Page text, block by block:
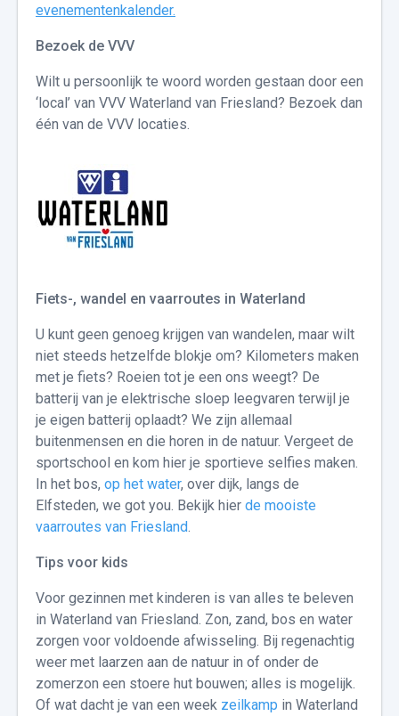
evenementenkalender.
Bezoek de VVV
Wilt u persoonlijk te woord worden gestaan door een
‘local’ van VVV Waterland van Friesland? Bezoek dan
één van de VVV locaties.
Fiets-, wandel en vaarroutes in Waterland
U kunt geen genoeg krijgen van wandelen, maar wilt
niet steeds hetzelfde blokje om? Kilometers maken
met je fiets? Roeien tot je een ons weegt? De
batterij van je elektrische sloep leegvaren terwijl je
je eigen batterij oplaadt? We zijn allemaal
buitenmensen en die horen in de natuur. Vergeet de
sportschool en kom hier je sportieve selfies maken.
In het bos, op het water, over dijk, langs de
Elfsteden, we got you. Bekijk hier de mooiste
vaarroutes van Friesland.
Tips voor kids
Voor gezinnen met kinderen is van alles te beleven
in Waterland van Friesland. Zon, zand, bos en water
zorgen voor voldoende afwisseling. Bij regenachtig
weer met laarzen aan de natuur in of onder de
zomerzon een stoere hut bouwen; alles is mogelijk.
Of wat dacht je van een week zeilkamp in Waterland